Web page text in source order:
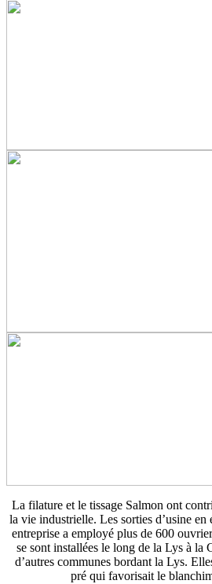
La filature et le tissage Salmon ont
la vie industrielle. Les sorties d’usine en
entreprise a employé plus de 600
se sont installées le long de la Lys à la
d’autres communes bordant la Lys.
pré qui favorisait le